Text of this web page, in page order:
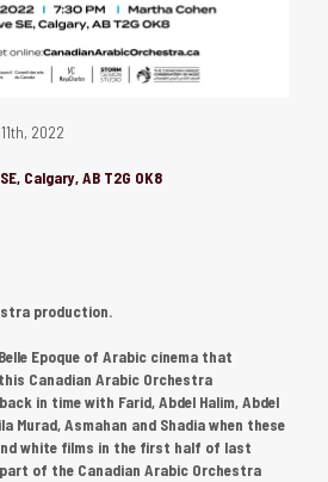
2022
Calgary, AB T2G OK8
production.
Epoque of Arabic cinema that
Canadian Arabic Orchestra
in time with Farid, Abdel Halim, Abdel
Murad, Asmahan and Shadia when these
white films in the first half of last
of the Canadian Arabic Orchestra